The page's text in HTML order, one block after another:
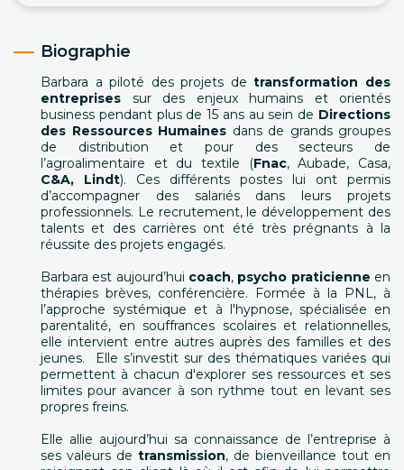
Biographie
Barbara a piloté des projets detransformation des
entreprises sur des enjeux humains et orientés
business pendant plus de 15 ans au sein de Directions
des Ressources Humaines dans de grands groupes
de distribution et pour des secteurs de
l’agroalimentaire et du textile (Fnac, Aubade, Casa,
C&A, Lindt). Ces différents postes lui ont permis
d’accompagner des salariés dans leurs projets
professionnels. Le recrutement, le développement des
talents et des carrières ont été très prégnants à la
réussite des projets engagés.
Barbara est aujourd’hui coach, psycho praticienne en
thérapies brèves, conférencière. Formée à la PNL, à
l’approche systémique et à l'hypnose, spécialisée en
parentalité, en souffrances scolaires et relationnelles,
elle intervient entre autres auprès des familles et des
jeunes. Elle s’investit sur des thématiques variées qui
permettent à chacun d'explorer ses ressources et ses
limites pour avancer à son rythme tout en levant ses
propres freins.
Elle allie aujourd’hui sa connaissance de l’entreprise à
ses valeurs de transmission, de bienveillance tout en